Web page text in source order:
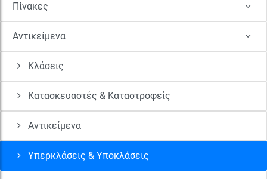
Πίνακες
Αντικείμενα
Κλάσεις
Κατασκευαστές & Καταστροφείς
Αντικείμενα
Υπερκλάσεις & Υποκλάσεις